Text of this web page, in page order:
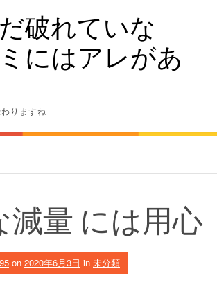
破れていな
にはアレがあ
りますね
減量 には用心
on 2020年6月3日 in 未分類